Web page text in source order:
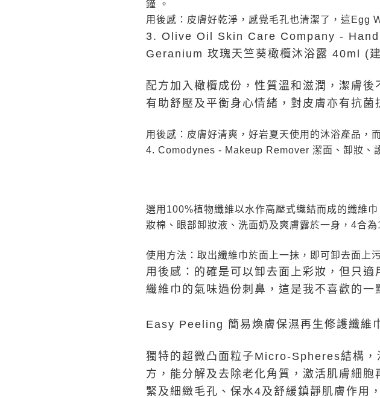
鐘 。
用後感：皮膚好乾淨，感覺毛孔也清潔了，這Egg
3. Olive Oil Skin Care Company -
Geranium 玫瑰天竺葵橄欖沐浴露 40ml (
配方加入橄欖成份，性質溫和滋潤，潔膚
有助舒壓及平衡身心情緒，對皮膚亦有抗菌
用後感：皮膚好清爽，好岩夏天使用的沐浴產品，
4. Comodynes - Makeup Remover 潔面、卸妝、
選用100%植物纖維以水作高壓式織結而成的纖維
妝棉、眼部卸妝液、洗面奶及爽膚露於一身，4合
使用方法：取出纖維巾於面上一抹，即可卸去面上
用後感：的確是可以卸去面上彩妝，但只
纖維巾的氣味過份刺鼻，這是我不喜歡的一
Easy Peeling 簡易煥膚保濕再生修護纖
獨特的超微凸面粒子Micro-Spheres結構，
方，能分解及去除老化角質，激活肌膚細
緊及細緻毛孔、保水4及舒緩鎮靜肌膚作用